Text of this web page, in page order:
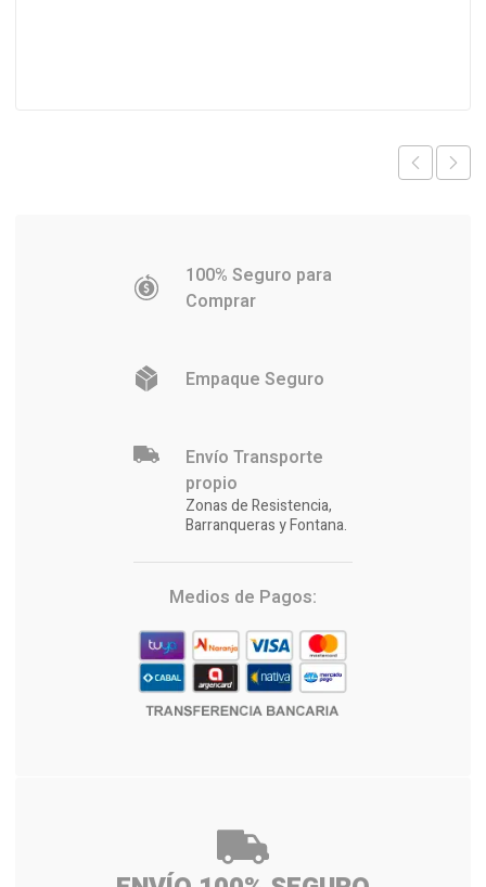
100% Seguro para
Comprar
Empaque Seguro
Envío Transporte
propio
Zonas de Resistencia,
Barranqueras y Fontana.
Medios de Pagos: